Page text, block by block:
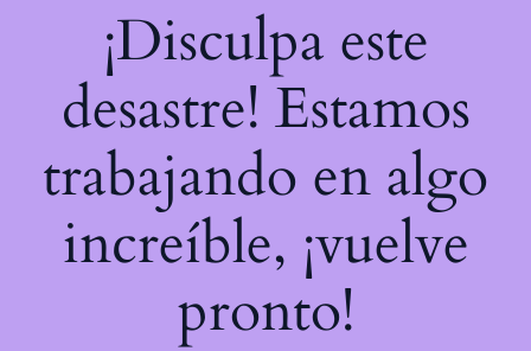
¡Disculpa este
desastre! Estamos
trabajando en algo
increíble, ¡vuelve
pronto!